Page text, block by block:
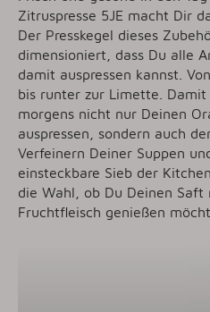
Zitruspresse 5JE macht Dir
Der Presskegel dieses
dimensioniert, dass Du alle
damit auspressen kannst.
bis runter zur Limette. Damit
morgens nicht nur Deinen
auspressen, sondern auch
Verfeinern Deiner Suppen
einsteckbare Sieb der
die Wahl, ob Du Deinen Saft
Fruchtfleisch genießen